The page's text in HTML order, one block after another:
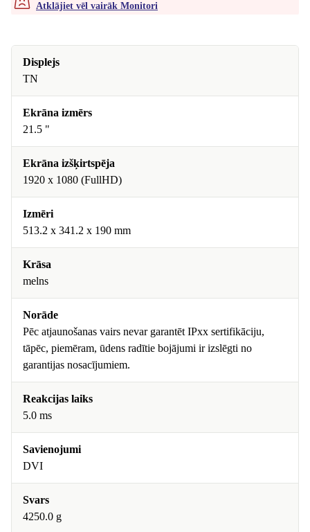
Atklājiet vēl vairāk Monitori
Displejs
TN
Ekrāna izmērs
21.5 "
Ekrāna izšķirtspēja
1920 x 1080 (FullHD)
Izmēri
513.2 x 341.2 x 190 mm
Krāsa
melns
Norāde
Pēc atjaunošanas vairs nevar garantēt IPxx sertifikāciju,
tāpēc, piemēram, ūdens radītie bojājumi ir izslēgti no
garantijas nosacījumiem.
Reakcijas laiks
5.0 ms
Savienojumi
DVI
Svars
4250.0 g